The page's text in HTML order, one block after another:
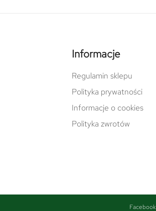
Informacje
Regulamin sklepu
Polityka prywatności
Informacje o cookies
Polityka zwrotów
Facebook